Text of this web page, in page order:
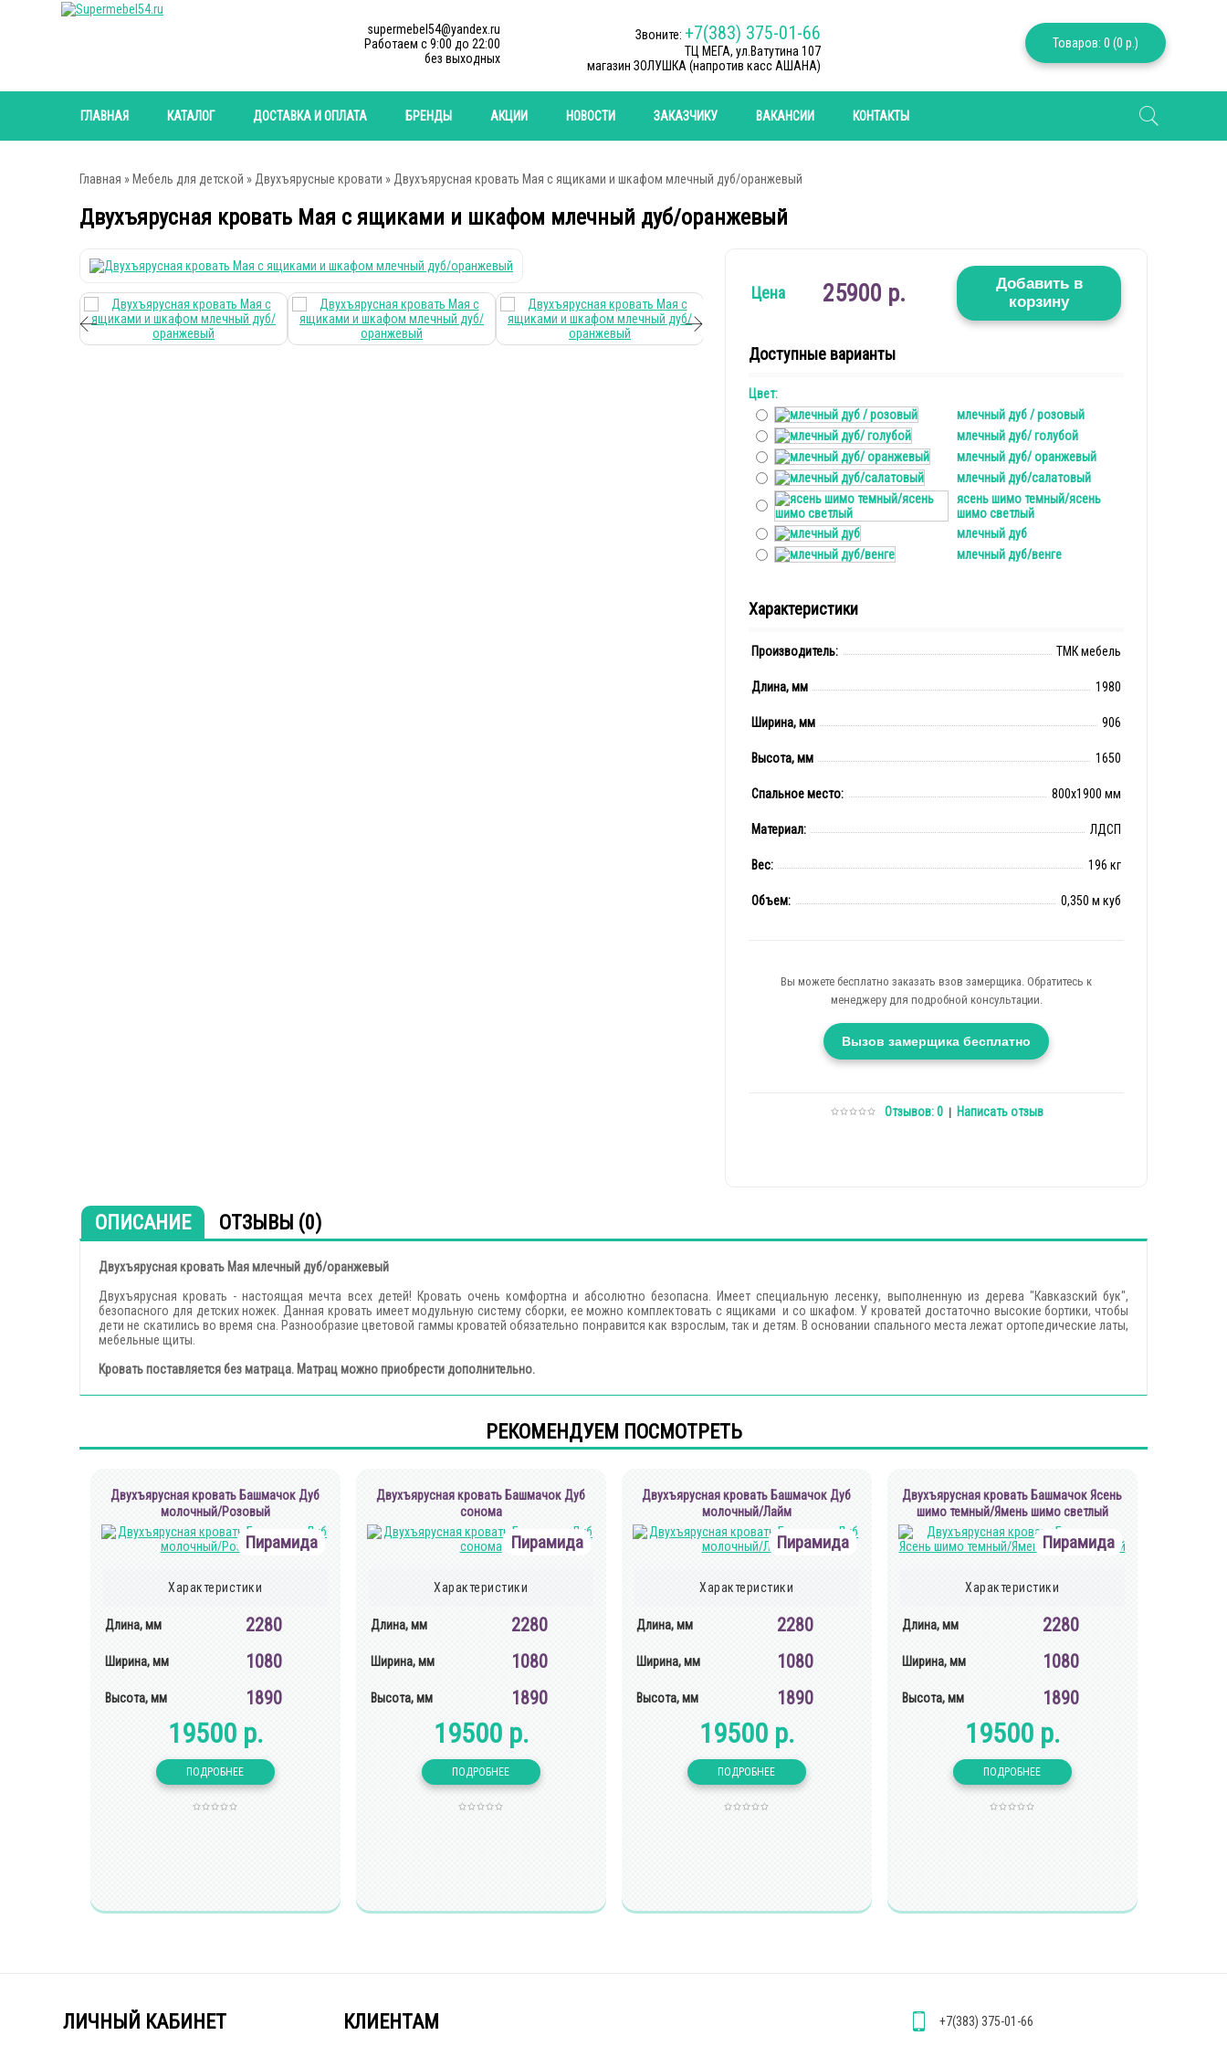
Товаров: 0 (0 р.)
supermebel54@yandex.ru
Работаем c 9:00 до 22:00
без выходных
Звоните: +7(383) 375-01-66
ТЦ МЕГА, ул.Ватутина 107
магазин ЗОЛУШКА (напротив касс АШАНА)
ГЛАВНАЯ КАТАЛОГ ДОСТАВКА И ОПЛАТА БРЕНДЫ АКЦИИ НОВОСТИ ЗАКАЗЧИКУ ВАКАНСИИ КОНТАКТЫ
Главная » Мебель для детской » Двухъярусные кровати » Двухъярусная кровать Мая с ящиками и шкафом млечный дуб/оранжевый
Двухъярусная кровать Мая с ящиками и шкафом млечный дуб/оранжевый
Цена 25900 р.
Добавить в
корзину
Доступные варианты
Цвет:
млечный дуб / розовый
млечный дуб/ голубой
млечный дуб/ оранжевый
млечный дуб/салатовый
ясень шимо темный/ясень
шимо светлый
млечный дуб
млечный дуб/венге
Характеристики
Производитель: ТМК мебель
Длина, мм 1980
Ширина, мм 906
Высота, мм 1650
Спальное место: 800x1900 мм
Материал: ЛДСП
Вес: 196 кг
Объем: 0,350 м куб
Вы можете бесплатно заказать взов замерщика. Обратитесь к
менеджеру для подробной консультации.
Вызов замерщика бесплатно
Отзывов: 0| Написать отзыв
ОПИСАНИЕ ОТЗЫВЫ (0)
Двухъярусная кровать Мая млечный дуб/оранжевый
Двухъярусная кровать - настоящая мечта всех детей! Кровать очень комфортна и абсолютно безопасна. Имеет специальную лесенку, выполненную из дерева "Кавказский бук",
безопасного для детских ножек. Данная кровать имеет модульную систему сборки, ее можно комплектовать с ящиками и со шкафом. У кроватей достаточно высокие бортики, чтобы
дети не скатились во время сна. Разнообразие цветовой гаммы кроватей обязательно понравится как взрослым, так и детям. В основании спального места лежат ортопедические латы,
мебельные щиты.
Кровать поставляется без матраца. Матрац можно приобрести дополнительно.
РЕКОМЕНДУЕМ ПОСМОТРЕТЬ
Двухъярусная кровать Башмачок Дуб
молочный/Розовый
Пирамида
Характеристики
Длина, мм 2280
Ширина, мм 1080
Высота, мм 1890
19500 р.
Двухъярусная кровать Башмачок Дуб
сонома
Пирамида
Характеристики
Длина, мм 2280
Ширина, мм 1080
Высота, мм 1890
19500 р.
Двухъярусная кровать Башмачок Дуб
молочный/Лайм
Пирамида
Характеристики
Длина, мм 2280
Ширина, мм 1080
Высота, мм 1890
19500 р.
Двухъярусная кровать Башмачок Ясень
шимо темный/Ямень шимо светлый
Пирамида
Характеристики
Длина, мм 2280
Ширина, мм 1080
Высота, мм 1890
19500 р.
ЛИЧНЫЙ КАБИНЕТ КЛИЕНТАМ +7(383) 375-01-66